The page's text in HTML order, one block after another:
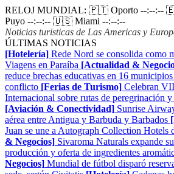
RELOJ MUNDIAL: 🇵🇹 Oporto --:--:--
Puyo --:--:-- 🇺🇸 Miami --:--:--
Noticias turisticas de Las Americas y
ÚLTIMAS NOTICIAS
[Hotelería] Rede Nord se consolida como
Viagens en Paraíba [Actualidad &
reduce brechas educativas en 16
conflicto [Ferias de Turismo] Celebran
Internacional sobre rutas de peregrinación
[Aviación & Conectividad] Sunrise
aérea entre Antigua y Barbuda y Barbados
Juan se une a Autograph Collection Hotels
& Negocios] Sivaroma Naturals expande
producción y oferta de ingredientes
Negocios] Mundial de fútbol disparó